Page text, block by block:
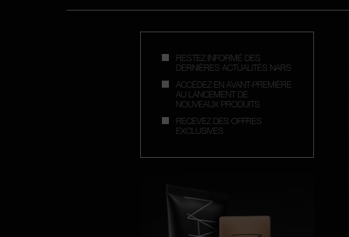
RESTEZ INFORMÉ DES
DERNIÈRES ACTUALITÉS NARS
ACCÉDEZ EN AVANT-PREMIÈRE
AU LANCEMENT DE
NOUVEAUX PRODUITS
RECEVEZ DES OFFRES
EXCLUSIVES